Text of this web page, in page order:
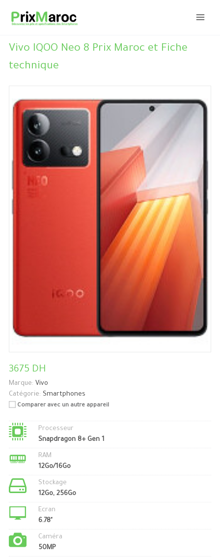
Vivo IQOO Neo 8 Prix Maroc et Fiche
technique
3675 DH
Marque: Vivo
Catégorie: Smartphones
Comparer avec un autre appareil
Processeur
Snapdragon 8+ Gen 1
RAM
12Go/16Go
Stockage
12Go, 256Go
Ecran
6.78"
Caméra
50MP